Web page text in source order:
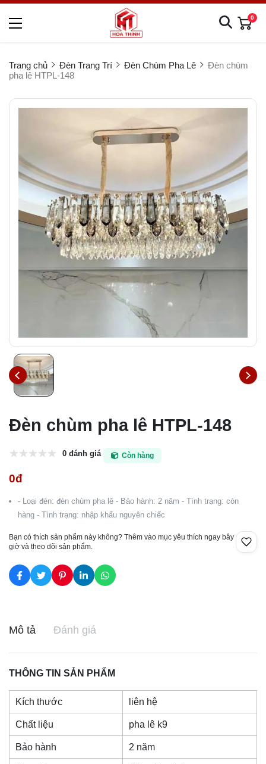
0
Trang chủ Đèn Trang Trí Đèn Chùm Pha Lê
Đèn chùm
pha lê HTPL-148
Đèn chùm pha lê HTPL-148
0 đánh giá Còn hàng
0đ
- Loại đèn: đèn chùm pha lê - Bảo hành: 2 năm - Tình trạng: còn
hàng - Tình trạng: nhập khẩu nguyên chiếc
Bạn có thích sản phẩm này không? Thêm vào mục yêu thích ngay bây
giờ và theo dõi sản phẩm.
Mô tả Đánh giá
THÔNG TIN SẢN PHẨM
Kích thước liên hệ
Chất liệu pha lê k9
Bảo hành 2 năm